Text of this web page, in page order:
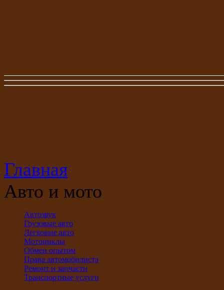
Главная
Авто и мото
Автозвук
Грузовые авто
Легковые авто
Мотоциклы
Обмен опытом
Права автомобилиста
Ремонт и запчасти
Транспортные услуги